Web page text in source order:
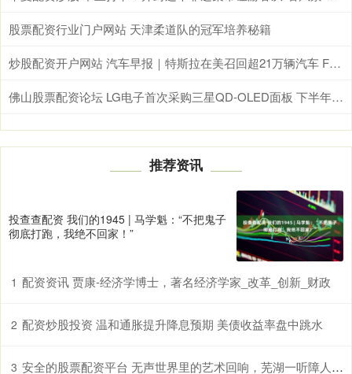
股票配资行业门户网站 天津柔道队的冠军培养秘籍
炒股配资开户网站 汽车早报｜特斯拉在美召回超21万辆汽车 FF宣布暂停原FX Super One 400V车型合作项目
佛山股票配资论坛 LG电子首次采购三星QD-OLED面板 下半年将推多款电竞显示器
推荐资讯
投查查配资 我们的1945 | 马学魁：“不把鬼子
彻底打跑，我绝不回家！”
1 配资资讯 贾康-经济学博士，著名经济学家_改革_创新_财政
2 配资炒股投资 温和通胀提升降息预期 美债收益率盘中跳水
3 安全的股票配资平台 无声世界里的艺术回响，芜湖一听障人士石刻画将亮相故宫_大皖新闻 | 安徽网